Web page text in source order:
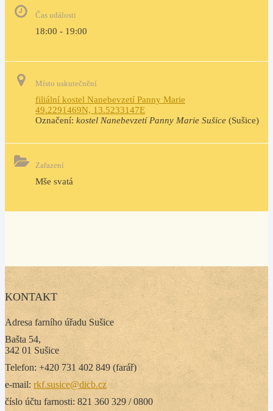
Čas události
18:00 - 19:00
Místo uskutečnění
filiální kostel Nanebevzetí Panny Marie
49.2291469N, 13.5233147E
Označení: kostel Nanebevzetí Panny Marie Sušice (Sušice)
Zařazení
Mše svatá
KONTAKT
Adresa farního úřadu Sušice
Bašta 54,
342 01 Sušice
Telefon: +420 731 402 849 (farář)
e-mail: rkf.susice@dicb.cz
číslo účtu farnosti: 821 360 329 / 0800